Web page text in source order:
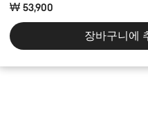
₩ 53,900
장바구니에